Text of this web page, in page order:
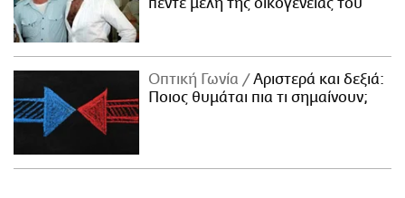
πέντε μέλη της οικογένειάς του
Οπτική Γωνία
Αριστερά και δεξιά:
Ποιος θυμάται πια τι σημαίνουν;